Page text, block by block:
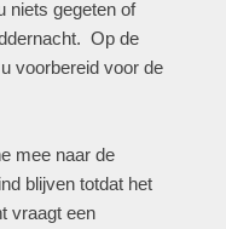
niets gegeten of
Op de
voorbereid voor de
mee naar de
blijven totdat het
vraagt een